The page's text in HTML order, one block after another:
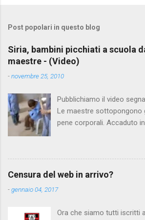
e
n
t
Post popolari in questo blog
Siria, bambini picchiati a scuola
maestre - (Video)
-novembre 25, 2010
Pubblichiamo il video
Le maestre sottopongono
pene corporali. Accaduto in
Canale 5 "Forum" si è
interpellando prontamente
per fare luce sulla vicenda:
scuola. LEGGI IL
Censura del web in arrivo?
-gennaio 04, 2017
Ora che siamo tutti iscritti